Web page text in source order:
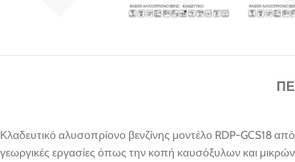
Κλαδευτικό αλυσοπρίονο βενζίνης μοντέλο RDP-GCS18 από
γεωργικές εργασίες όπως την κοπή καυσόξυλων και